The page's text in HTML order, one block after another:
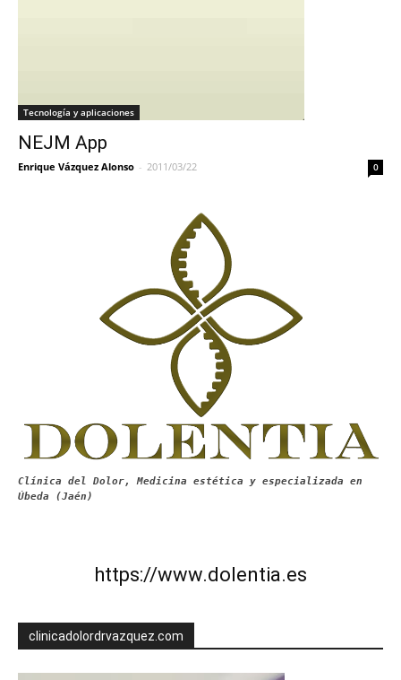
Tecnología y aplicaciones
NEJM App
Enrique Vázquez Alonso - 2011/03/22 0
Clínica del Dolor, Medicina estética y especializada en
Úbeda (Jaén)
https://www.dolentia.es
clinicadolordrvazquez.com